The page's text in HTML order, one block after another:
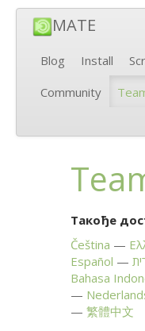
MATE
Blog Install
Community
Такође
Čeština
Español
Bahasa
繁體中文